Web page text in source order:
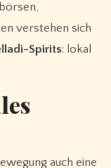
verstehen sich
Spirits: lokal
auch eine